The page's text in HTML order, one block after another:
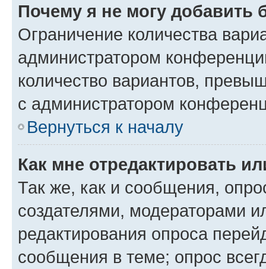
Почему я не могу добавить
Ограничение количества
администратором
количество вариантов,
с администратором
Вернуться к началу
Как мне отредактировать
Так же, как и сообщения,
создателями, модераторами
редактирования опроса
сообщения в теме; опрос